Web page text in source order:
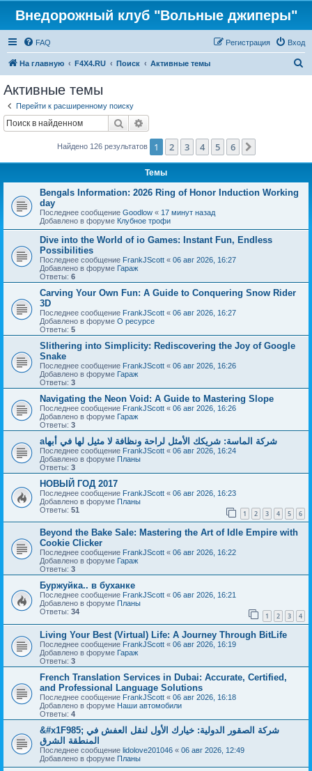
Внедорожный клуб "Вольные джиперы"
FAQ Вход
Регистрация
На главную F4X4.RU Поиск Активные темы
Активные темы
Перейти к расширенному поиску
Поиск
Найдено 126 результатов 1 2 3 4 5 6
Темы
Bengals Information: 2026 Ring of Honor Induction Working
day
Последнее сообщение Goodlow « 17 минут назад
Добавлено в форуме Клубное трофи
Dive into the World of io Games: Instant Fun, Endless
Possibilities
Последнее сообщение FrankJScott « 06 авг 2026, 16:27
Добавлено в форуме Гараж
Ответы: 6
Carving Your Own Fun: A Guide to Conquering Snow Rider
3D
Последнее сообщение FrankJScott « 06 авг 2026, 16:27
Добавлено в форуме О ресурсе
Ответы: 5
Slithering into Simplicity: Rediscovering the Joy of Google
Snake
Последнее сообщение FrankJScott « 06 авг 2026, 16:26
Добавлено в форуме Гараж
Ответы: 3
Navigating the Neon Void: A Guide to Mastering Slope
Последнее сообщение FrankJScott « 06 авг 2026, 16:26
Добавлено в форуме Гараж
Ответы: 3
aشركة الماسة: شريكك الأمثل لراحة ونظافة لا مثيل لها في أبها
Последнее сообщение FrankJScott « 06 авг 2026, 16:24
Добавлено в форуме Планы
Ответы: 3
НОВЫЙ ГОД 2017
Последнее сообщение FrankJScott « 06 авг 2026, 16:23
Добавлено в форуме Планы
Ответы: 51 1 2 3 4 5 6
Beyond the Bake Sale: Mastering the Art of Idle Empire with
Cookie Clicker
Последнее сообщение FrankJScott « 06 авг 2026, 16:22
Добавлено в форуме Гараж
Ответы: 3
Буржуйка.. в буханке
Последнее сообщение FrankJScott « 06 авг 2026, 16:21
Добавлено в форуме Планы
Ответы: 34 1 2 3 4
Living Your Best (Virtual) Life: A Journey Through BitLife
Последнее сообщение FrankJScott « 06 авг 2026, 16:19
Добавлено в форуме Гараж
Ответы: 3
French Translation Services in Dubai: Accurate, Certified,
and Professional Language Solutions
Последнее сообщение FrankJScott « 06 авг 2026, 16:18
Добавлено в форуме Наши автомобили
Ответы: 4
&#x1F985; شركة الصقور الدولية: خيارك الأول لنقل العفش في
المنطقة الشرق
Последнее сообщение lidolove201046 « 06 авг 2026, 12:49
Добавлено в форуме Планы